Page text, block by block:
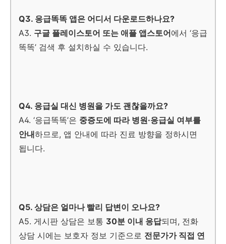
Q3. 응급똑똑 앱은 어디서 다운로드하나요?
A3. 구글 플레이스토어 또는 애플 앱스토어에서 ‘응급
똑똑’ 검색 후 설치하실 수 있습니다.
Q4. 응급실 대신 병원을 가도 괜찮을까요?
A4. ‘응급똑똑’은 중증도에 따라 병원·응급실 여부를
안내하므로, 앱 안내에 따라 진료 방향을 정하시면
됩니다.
Q5. 상담은 얼마나 빨리 답변이 오나요?
A5. 게시판 상담은 보통 30분 이내 응답되며, 전화
상담 시에는 보호자 정보 기준으로 전문가가 직접 연